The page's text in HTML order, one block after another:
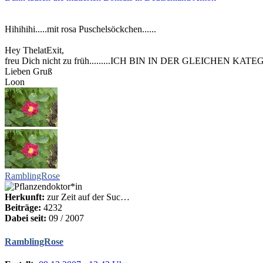
Hihihihi.....mit rosa Puschelsöckchen......
Hey ThelatExit,
freu Dich nicht zu früh.........ICH BIN IN DER GLEICHEN
Lieben Gruß
Loon
RamblingRose
Herkunft: zur Zeit auf der Suc…
Beiträge: 4232
Dabei seit: 09 / 2007
RamblingRose